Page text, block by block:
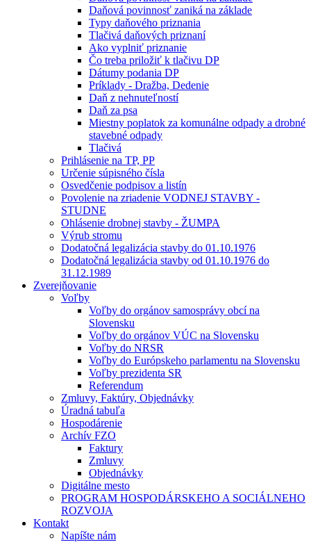
Daňová povinnosť zaniká na základe
Typy daňového priznania
Tlačivá daňových priznaní
Ako vyplniť priznanie
Čo treba priložiť k tlačivu DP
Dátumy podania DP
Príklady - Dražba, Dedenie
Daň z nehnuteľností
Daň za psa
Miestny poplatok za komunálne odpady a drobné
stavebné odpady
Tlačivá
Prihlásenie na TP, PP
Určenie súpisného čísla
Osvedčenie podpisov a listín
Povolenie na zriadenie VODNEJ STAVBY -
STUDNE
Ohlásenie drobnej stavby - ŽUMPA
Výrub stromu
Dodatočná legalizácia stavby do 01.10.1976
Dodatočná legalizácia stavby od 01.10.1976 do
31.12.1989
Zverejňovanie
Voľby
Voľby do orgánov samosprávy obcí na
Slovensku
Voľby do orgánov VÚC na Slovensku
Voľby do NRSR
Voľby do Európskeho parlamentu na Slovensku
Voľby prezidenta SR
Referendum
Zmluvy, Faktúry, Objednávky
Úradná tabuľa
Hospodárenie
Archív FZO
Faktury
Zmluvy
Objednávky
Digitálne mesto
PROGRAM HOSPODÁRSKEHO A SOCIÁLNEHO
ROZVOJA
Kontakt
Napíšte nám